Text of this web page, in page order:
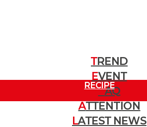
TREND
트렌드
EVENT
이벤트
FAQ
질문
ATTENTION
주목할 소식
LATEST NEWS
RECIPE
레시피